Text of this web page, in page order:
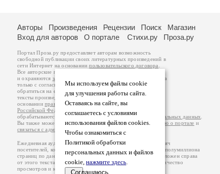
Мы используем файлы cookie
для улучшения работы сайта.
Оставаясь на сайте, вы
соглашаетесь с условиями
использования файлов cookies.
Чтобы ознакомиться с
Политикой обработки
персональных данных и файлов
cookie, нажмите здесь.
Соглашаюсь
Авторы Произведения Рецензии Поиск
Магазин
Вход для авторов
О портале Стихи.ру Проза.ру
Портал Проза.ру предоставляет авторам возможность
свободной публикации своих литературных произведений в
сети Интернет на основаниипользовательского договора
Все авторские права на произведения принадлежат авторам
и охраняются законом
. Перепечатка произведений возможна
только с согласия его автора, к которому вы можете
обратиться на его авторской странице. Ответственность за
тексты произведений авторы несут самостоятельно на
основанииправил публикацииизаконодательства
Российской Федерации
обрабатываются на основанииПолитики обработки персональных данных
Вы также можете посмотреть более подробнуюинформацию о портале и
связаться с администрацией
Ежедневная аудитория портала Проза.ру – порядка 100 тысяч
посетителей, которые в общей сумме просматривают более полумиллиона
страниц по данным счетчика посещаемости, который расположен справа
от этого текста. В каждой графе указано по две цифры: количество
просмотров и количество посетителей.